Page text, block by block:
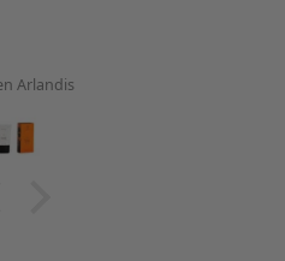
Arlandis